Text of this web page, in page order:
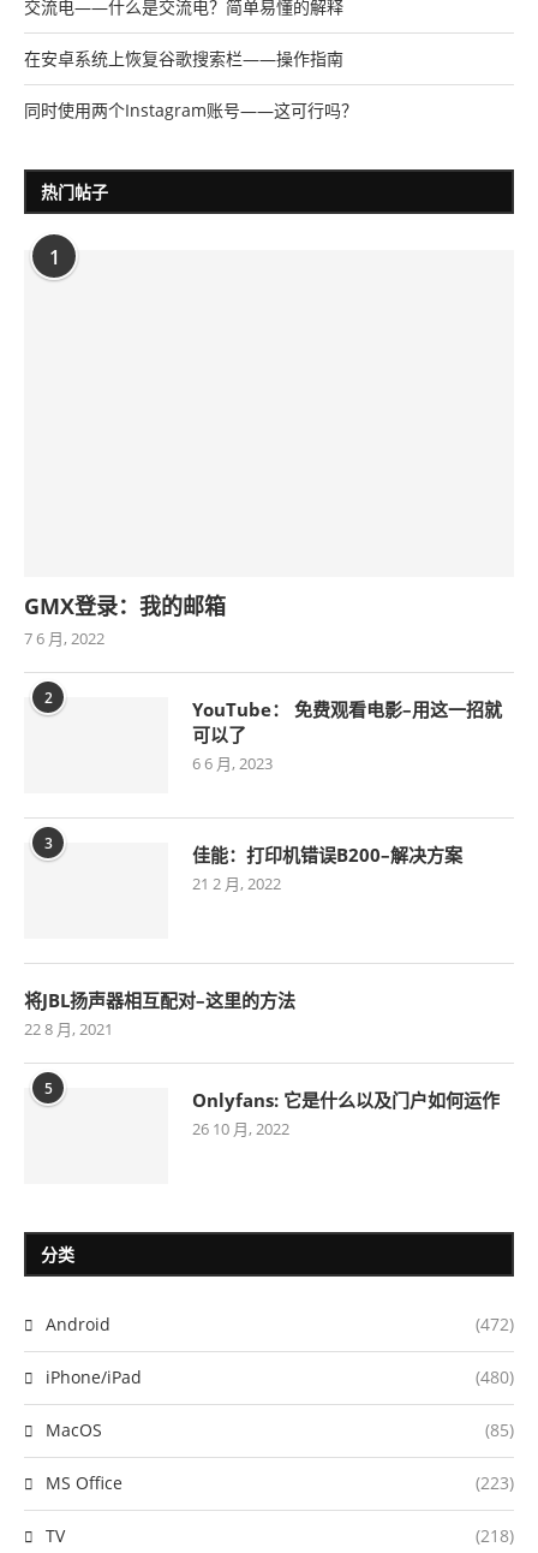
交流电——什么是交流电？简单易懂的解释
在安卓系统上恢复谷歌搜索栏——操作指南
同时使用两个Instagram账号——这可行吗？
热门帖子
1
GMX登录：我的邮箱
7 6 月, 2022
2
YouTube： 免费观看电影–用这一招就
可以了
6 6 月, 2023
3 佳能：打印机错误B200–解决方案
21 2 月, 2022
将JBL扬声器相互配对–这里的方法
22 8 月, 2021
5 Onlyfans: 它是什么以及门户如何运作
26 10 月, 2022
分类
Android (472)
iPhone/iPad (480)
MacOS (85)
MS Office (223)
TV (218)